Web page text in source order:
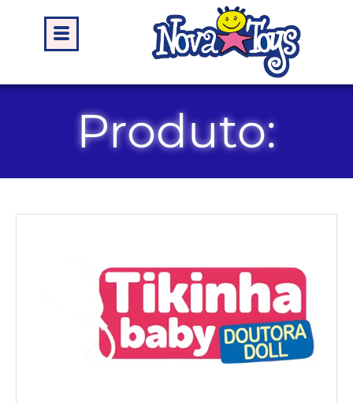
Produto: